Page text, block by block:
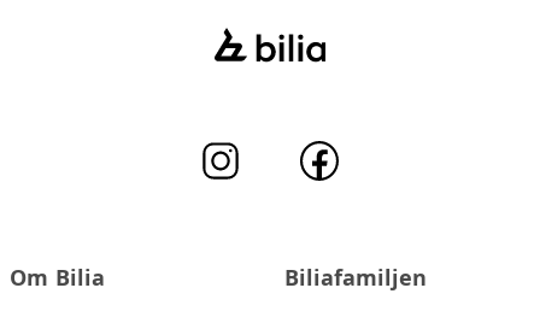
Om Bilia Biliafamiljen